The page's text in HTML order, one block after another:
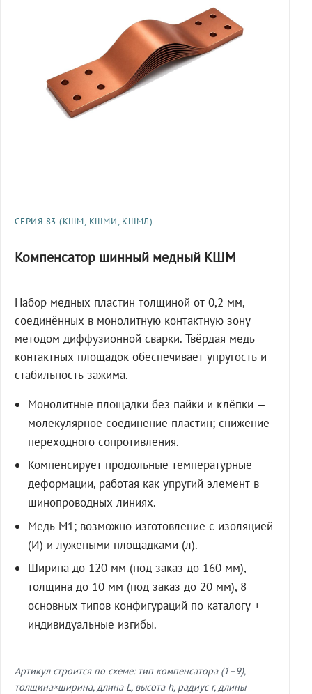
СЕРИЯ 83 (КШМ, КШМИ, КШМЛ)
Компенсатор шинный медный КШМ
Набор медных пластин толщиной от 0,2 мм,
соединённых в монолитную контактную зону
методом диффузионной сварки. Твёрдая медь
контактных площадок обеспечивает упругость и
стабильность зажима.
Монолитные площадки без пайки и клёпки —
молекулярное соединение пластин; снижение
переходного сопротивления.
Компенсирует продольные температурные
деформации, работая как упругий элемент в
шинопроводных линиях.
Медь М1; возможно изготовление с изоляцией
(И) и лужёными площадками (л).
Ширина до 120 мм (под заказ до 160 мм),
толщина до 10 мм (под заказ до 20 мм), 8
основных типов конфигураций по каталогу +
индивидуальные изгибы.
Артикул строится по схеме: тип компенсатора (1–9),
толщина×ширина, длина L, высота h, радиус r, длины